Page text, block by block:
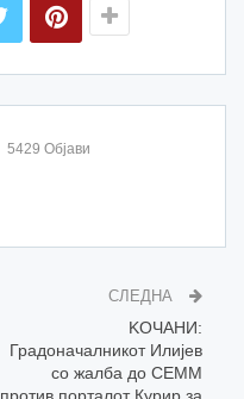
5429 Објави
СЛЕДНА
KОЧАНИ:
Градоначалникот Илијев
со жалба до СЕММ